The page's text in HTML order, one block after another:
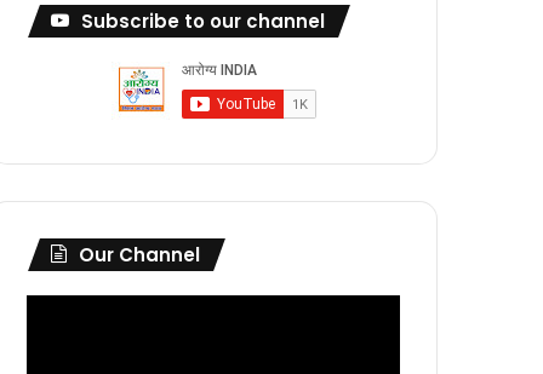
Subscribe to our channel
Our Channel